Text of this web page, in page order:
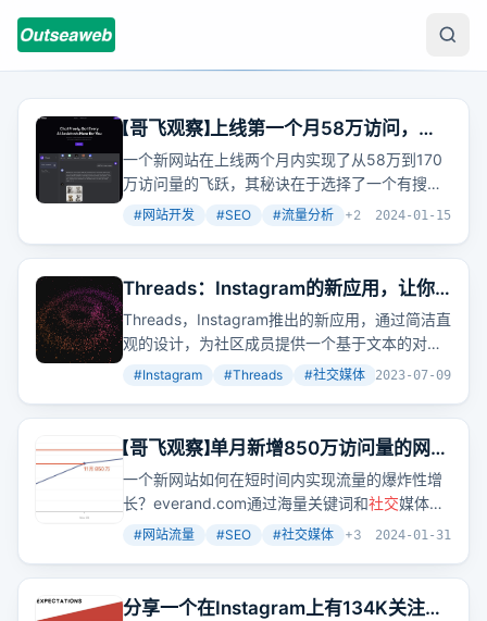
【哥飞观察】上线第一个月58万访问，第
二个月170万访问的网站是如何做到的
一个新网站在上线两个月内实现了从58万到170
万访问量的飞跃，其秘诀在于选择了一个有搜索
量的关键词作为网站名称，并通过自然搜索、外
#网站开发 #SEO #流量分析 +2 2024-01-15
Threads：Instagram的新应用，让你
的声音被听见
Threads，Instagram推出的新应用，通过简洁直
观的设计，为社区成员提供一个基于文本的对话
平台
，让他们能够聚集讨论各种话题，分享想法
#Instagram #Threads #社交媒体 +2
2023-07-09
【哥飞观察】单月新增850万访问量的网站
是如何做到的？
一个新网站如何在短时间内实现流量的爆炸性增
长？everand.com通过海量关键词和社交媒体平
台Scribd的引流，实现了单月新增850万访问
#网站流量 #SEO #社交媒体 +3 2024-01-31
分享一个在Instagram上有134K关注的